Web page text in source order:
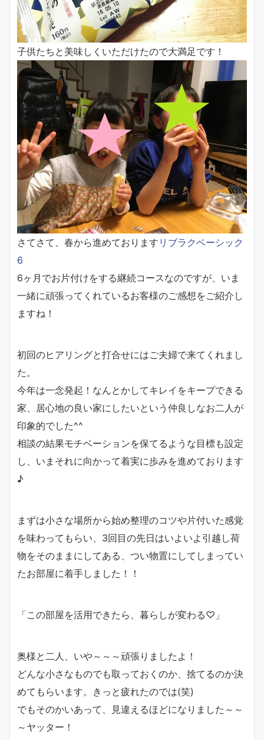
子供たちと美味しくいただけたので大満足です！
さてさて、春から進めております リブラクベーシック
6
6ヶ月でお片付けをする継続コースなのですが、いま
一緒に頑張ってくれているお客様のご感想をご紹介し
ますね！
初回のヒアリングと打合せにはご夫婦で来てくれまし
た。
今年は一念発起！なんとかしてキレイをキープできる
家、居心地の良い家にしたいという仲良しなお二人が
印象的でした^^
相談の結果モチベーションを保てるような目標も設定
し、いまそれに向かって着実に歩みを進めております
♪
まずは小さな場所から始め整理のコツや片付いた感覚
を味わってもらい、3回目の先日はいよいよ引越し荷
物をそのままにしてある、つい物置にしてしまってい
たお部屋に着手しました！！
「この部屋を活用できたら、暮らしが変わる♡」
奥様と二人、いや～～～頑張りましたよ！
どんな小さなものでも取っておくのか、捨てるのか決
めてもらいます。きっと疲れたのでは(笑)
でもそのかいあって、見違えるほどになりました～～
～ヤッター！